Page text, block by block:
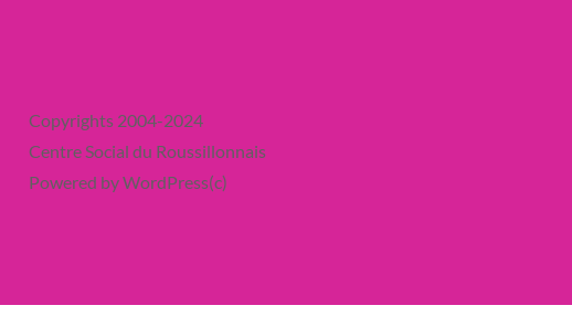
Copyrights 2004-2024
Centre Social du Roussillonnais
Powered by WordPress(c)